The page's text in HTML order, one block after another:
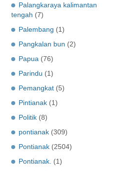
Palangkaraya kalimantan
tengah (7)
Palembang (1)
Pangkalan bun (2)
Papua (76)
Parindu (1)
Pemangkat (5)
Pintianak (1)
Politik (8)
pontianak (309)
Pontianak (2504)
Pontianak. (1)